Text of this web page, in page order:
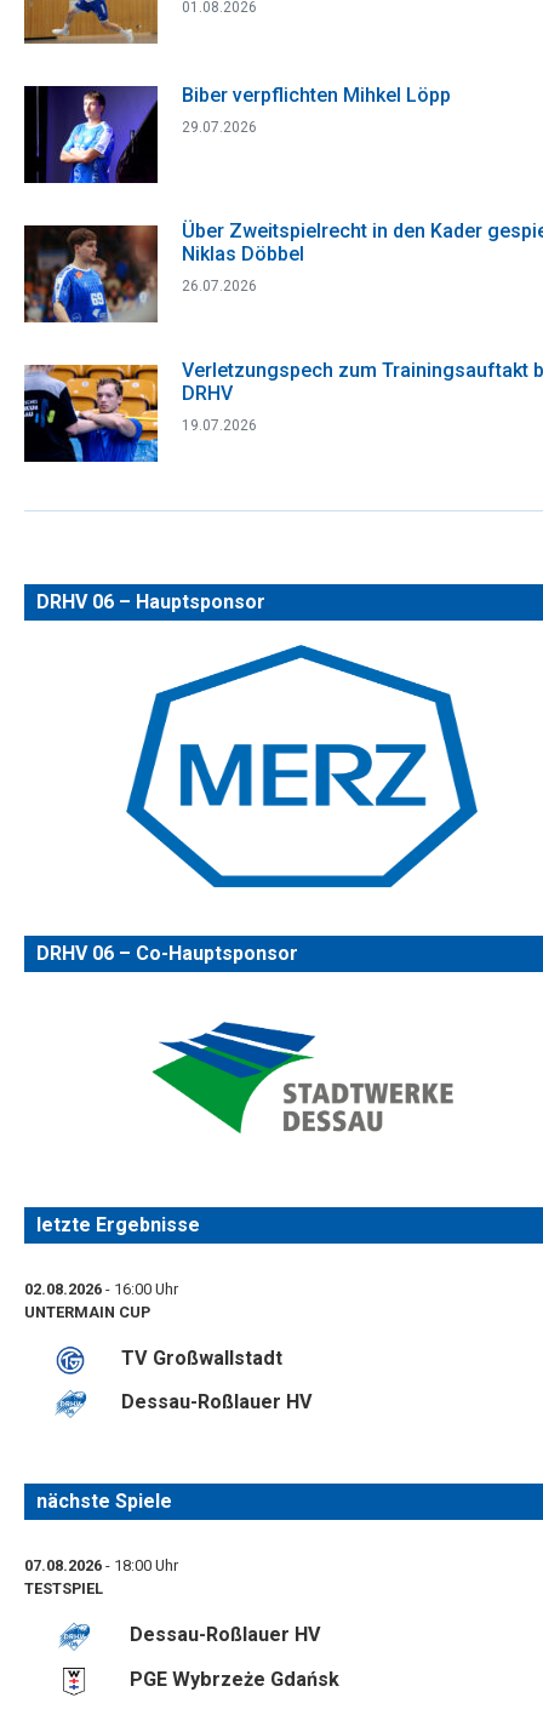
01.08.2026
Biber verpflichten Mihkel Löpp
29.07.2026
Über Zweitspielrecht in den Kader
Niklas Döbbel
26.07.2026
Verletzungspech zum Trainingsauftakt
DRHV
19.07.2026
DRHV 06 – Hauptsponsor
DRHV 06 – Co-Hauptsponsor
letzte Ergebnisse
02.08.2026 - 16:00 Uhr
UNTERMAIN CUP
TV Großwallstadt
Dessau-Roßlauer HV
nächste Spiele
07.08.2026 - 18:00 Uhr
TESTSPIEL
Dessau-Roßlauer HV
PGE Wybrzeże Gdańsk